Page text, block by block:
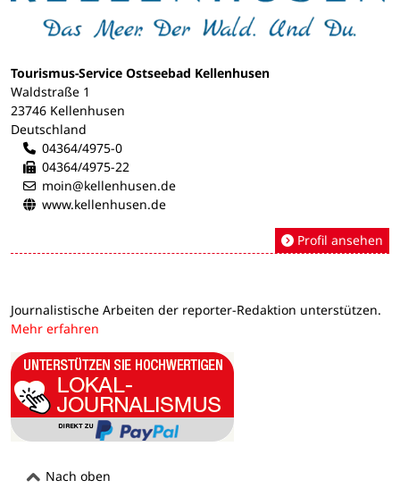
Tourismus-Service Ostseebad Kellenhusen
Waldstraße 1
23746 Kellenhusen
Deutschland
04364/4975-0
04364/4975-22
moin@kellenhusen.de
www.kellenhusen.de
Profil ansehen
Journalistische Arbeiten der reporter-Redaktion unterstützen.
Mehr erfahren
Nach oben